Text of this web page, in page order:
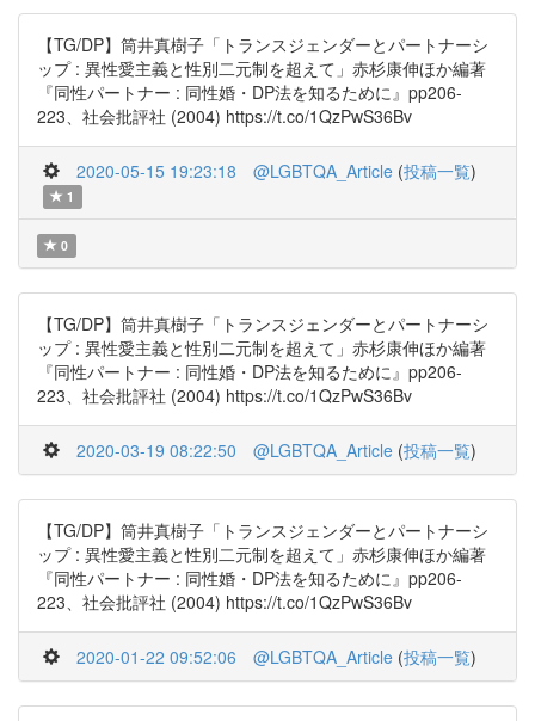
【TG/DP】筒井真樹子「トランスジェンダーとパートナーシ
ップ : 異性愛主義と性別二元制を超えて」赤杉康伸ほか編著
『同性パートナー : 同性婚・DP法を知るために』pp206-
223、社会批評社 (2004) https://t.co/1QzPwS36Bv
2020-05-15 19:23:18 @LGBTQA_Article (投稿一覧)
1
0
【TG/DP】筒井真樹子「トランスジェンダーとパートナーシ
ップ : 異性愛主義と性別二元制を超えて」赤杉康伸ほか編著
『同性パートナー : 同性婚・DP法を知るために』pp206-
223、社会批評社 (2004) https://t.co/1QzPwS36Bv
2020-03-19 08:22:50 @LGBTQA_Article (投稿一覧)
【TG/DP】筒井真樹子「トランスジェンダーとパートナーシ
ップ : 異性愛主義と性別二元制を超えて」赤杉康伸ほか編著
『同性パートナー : 同性婚・DP法を知るために』pp206-
223、社会批評社 (2004) https://t.co/1QzPwS36Bv
2020-01-22 09:52:06 @LGBTQA_Article (投稿一覧)